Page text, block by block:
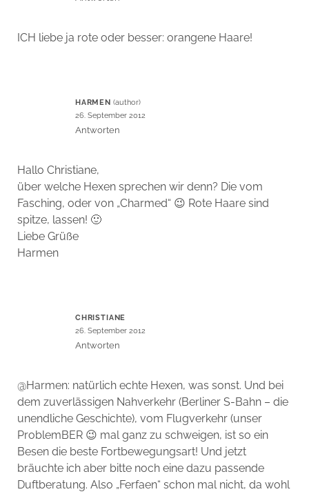
ICH liebe ja rote oder besser: orangene Haare!
HARMEN
26. September 2012
Antworten
Hallo Christiane,
über welche Hexen sprechen wir denn? Die vom
Fasching, oder von „Charmed“ 😉 Rote Haare sind
spitze, lassen! 🙂
Liebe Grüße
Harmen
CHRISTIANE
26. September 2012
Antworten
@Harmen: natürlich echte Hexen, was sonst. Und bei
dem zuverlässigen Nahverkehr (Berliner S-Bahn – die
unendliche Geschichte), vom Flugverkehr (unser
ProblemBER 😉 mal ganz zu schweigen, ist so ein
Besen die beste Fortbewegungsart! Und jetzt
bräuchte ich aber bitte noch eine dazu passende
Duftberatung. Also „Ferfaen“ schon mal nicht, da wohl